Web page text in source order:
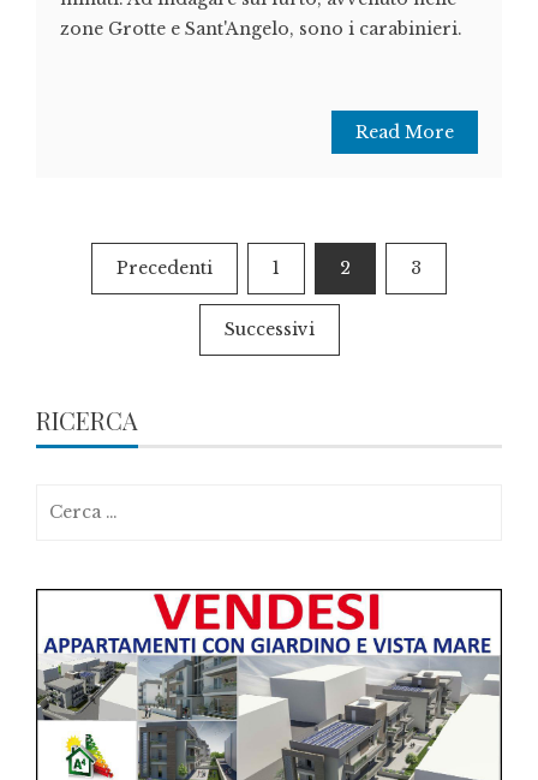
zone Grotte e Sant'Angelo, sono i carabinieri.
Read More
Paginazione
degli
Precedenti 1 2 3
Successivi
RICERCA